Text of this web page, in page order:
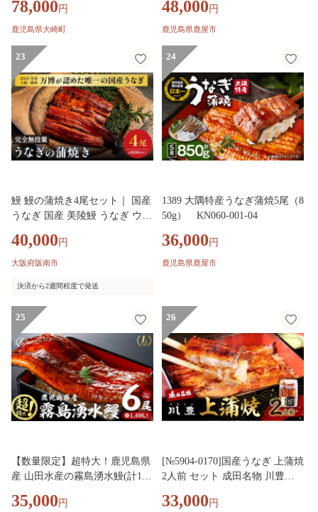
ばやき 魚 魚介 魚貝 海鮮 うな
重 ひつまぶし 蒲焼 訳あり ギフ
町 大隅半島
78,000 円
鹿児島県大崎町
48,000 円
鹿児島県鹿屋市
23
鰻 鰻の蒲焼き4尾セット｜ 国産
うなぎ 国産 美陵鰻 うなぎ ウナ
し 土用の丑の日 土用 丑の日 贈
答 贈り物 大阪府 阪南市 送料無
な丼 ひつまぶし 惣菜 おかず タ
レ 山椒 ワサビ れいわ水産
40,000 円
大阪府阪南市
決済から2週間程度で発送
24
1389 大隅特産うなぎ蒲焼5尾（8
50g） KN060-001-04
36,000 円
鹿児島県鹿屋市
25
【数量限定】超特大！鹿児島県
産 山田水産の霧島湧水鰻(計140
鰻 ウナギ 6尾 国産 九州産 蒲焼
35,000 円
26
[№5904-0170]国産うなぎ 上蒲焼
2人前 セット 成田名物 川豊の
ぎ ウナギ 鰻 蒲焼き 蒲焼 鰻蒲
33,000 円